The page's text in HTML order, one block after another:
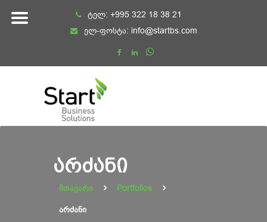
ტელ: +995 322 18 38 21
ელ-ფოსტა: info@startbs.com
ᲐᲠᲫᲐᲜᲘ
მთავარი Portfolios
არძანი